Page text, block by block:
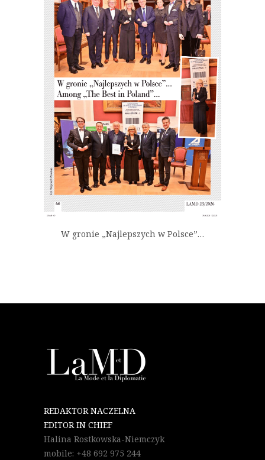
W gronie „Najlepszych w Polsce”…
REDAKTOR NACZELNA
EDITOR IN CHIEF
Halina Rostkowska-Niemczyk
mobile: +48 692 975 244